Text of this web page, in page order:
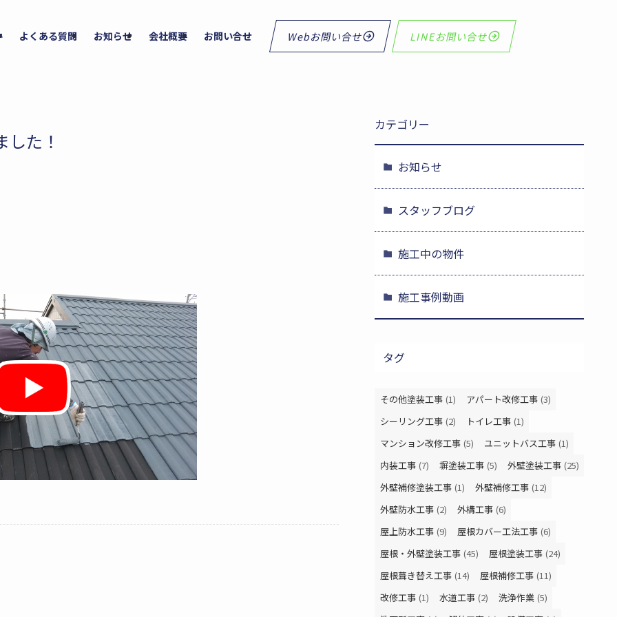
よくある質問 お知らせ 会社概要 お問い合せ Webお問い合せ LINEお問い合せ
た！
カテゴリー
お知らせ
スタッフブログ
施工中の物件
施工事例動画
タグ
その他塗装工事 (1) アパート改修工事 (3)
シーリング工事 (2) トイレ工事 (1)
マンション改修工事 (5) ユニットバス工事 (1)
内装工事 (7) 塀塗装工事 (5) 外壁塗装工事 (25)
外壁補修塗装工事 (1) 外壁補修工事 (12)
外壁防水工事 (2) 外構工事 (6)
屋上防水工事 (9) 屋根カバー工法工事 (6)
屋根・外壁塗装工事 (45) 屋根塗装工事 (24)
屋根葺き替え工事 (14) 屋根補修工事 (11)
改修工事 (1) 水道工事 (2) 洗浄作業 (5)